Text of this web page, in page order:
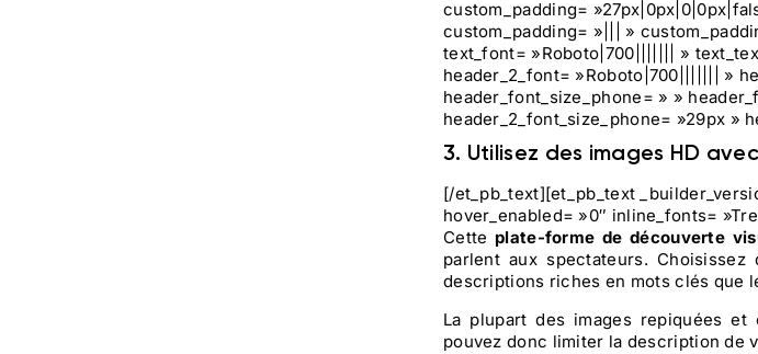
custom_padding=
custom_padding= »||| »
text_font= »Roboto|700||||||| »
header_2_font= »Roboto|700||||||| »
header_font_size_phone= » »
header_2_font_size_phone= »29px »
3. Utilisez des images HD
[/et_pb_text][et_pb_text
hover_enabled= »0″ inline_fonts=
Cette plate-forme de découverte
parlent aux spectateurs.
descriptions riches en mots clés que
La plupart des images repiquées
pouvez donc limiter la description de